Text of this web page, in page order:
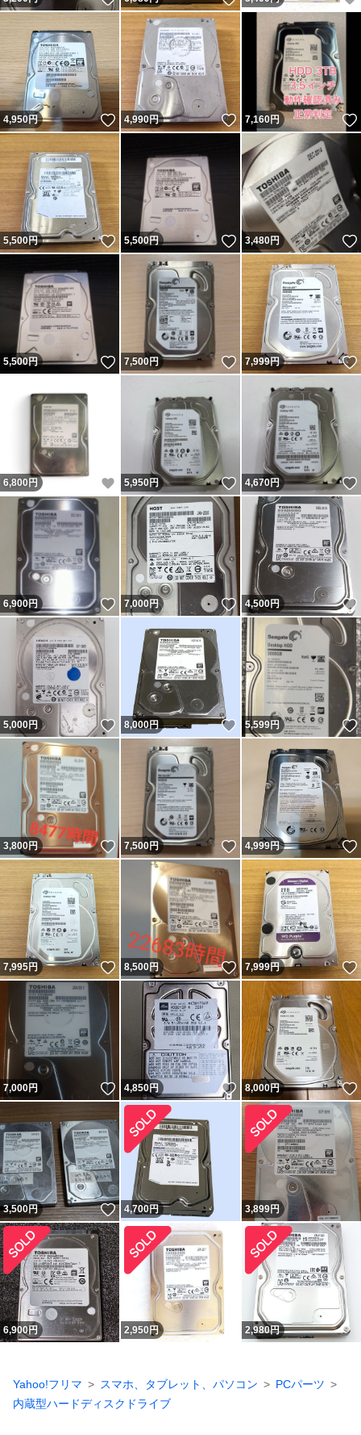
4,950円 いいね！
4,990円 いいね！
7,160円
5,500円 いいね！
5,500円 いいね！
3,480円
5,500円 いいね！
7,500円 いいね！
7,999円
6,800 円 いいね！
5,950円 いいね！
4,670円
6,900円 いいね！
7,000円 いいね！
4,500円
5,000円 いいね！
8,000円 いいね！
5,599円
3,800円 いいね！
7,500円 いいね！
4,999円
7,995円 いいね！
8,500円 いいね！
7,999円
7,000円 いいね！
4,850円 いいね！
8,000円
3,500円 いいね！
4,700円 3,899円
6,900円 2,950円 2,980円
Yahoo!フリマ スマホ、タブレット、パソコン
PCパーツ
内蔵型ハードディスクドライブ